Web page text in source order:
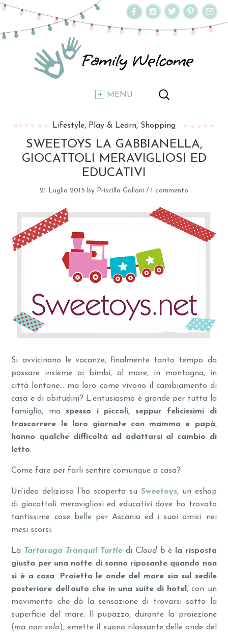
MENU
Lifestyle Play & Learn Shopping
SWEETOYS LA GABBIANELLA,
GIOCATTOLI MERAVIGLIOSI ED
EDUCATIVI
21 Luglio 2015 by Priscilla Galloni / 1 commento
Si avvicinano le vacanze, finalmente tanto tempo da
passare insieme ai bimbi, al mare, in montagna, in
città lontane… ma loro come vivono il cambiamento di
casa e di abitudini? L’entusiasmo è grande per tutta la
famiglia, ma spesso i piccoli, seppur felicissimi di
trascorrere le loro giornate con mamma e papà,
hanno qualche difficoltà ad adattarsi al cambio di
letto.
Come fare per farli sentire comunque a casa?
Un’idea deliziosa l’ho scoperta su Sweetoys, un eshop
di giocattoli meravigliosi ed educativi dove ho trovato
tantissime cose belle per Ascanio ed i suoi amici nei
mesi scorsi.
La Tartaruga Tranquil Turtle di Cloud b è
la risposta
giusta per una notte di sonno riposante quando non
si è a casa. Proietta le onde del mare sia sul sedile
posteriore dell’auto che in una suite di hotel , con un
movimento che dà la sensazione di trovarsi sotto la
superficie del mare. Il pupazzo, durante la proiezione
(ma non solo), emette il suono rilassante delle onde del